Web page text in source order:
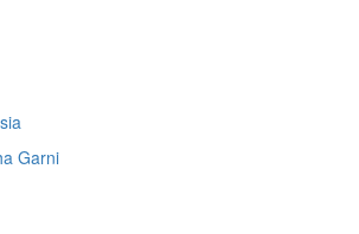
Garni